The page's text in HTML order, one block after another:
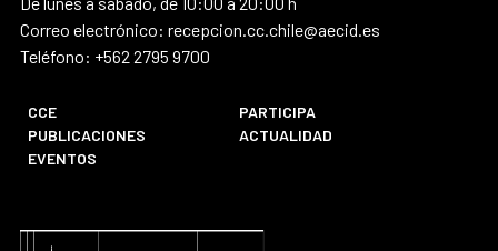
Correo electrónico: recepcion.cc.chile@aecid.es
Teléfono: +562 2795 9700
CCE
PARTICIPA
PUBLICACIONES
ACTUALIDAD
EVENTOS